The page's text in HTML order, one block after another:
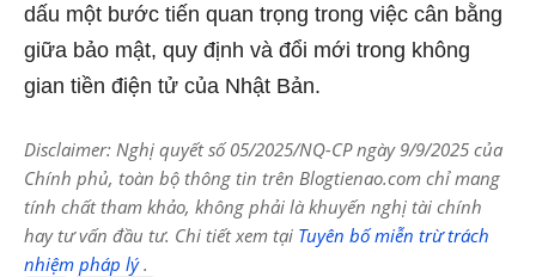
dấu một bước tiến quan trọng trong việc cân bằng
giữa bảo mật, quy định và đổi mới trong không
gian tiền điện tử của Nhật Bản.
Disclaimer: Nghị quyết số 05/2025/NQ-CP ngày 9/9/2025 của
Chính phủ, toàn bộ thông tin trên Blogtienao.com chỉ mang
tính chất tham khảo, không phải là khuyến nghị tài chính
hay tư vấn đầu tư. Chi tiết xem tại Tuyên bố miễn trừ trách
nhiệm pháp lý.